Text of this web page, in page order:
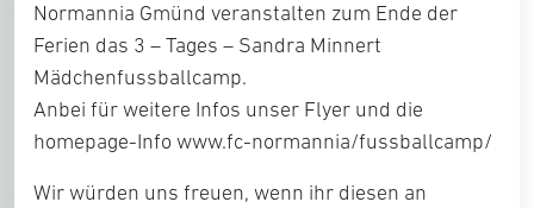
Normannia Gmünd veranstalten zum Ende der
Ferien das 3 – Tages – Sandra Minnert
Mädchenfussballcamp.
Anbei für weitere Infos unser Flyer und die
homepage-Info www.fc-normannia/fussballcamp/
Wir würden uns freuen, wenn ihr diesen an